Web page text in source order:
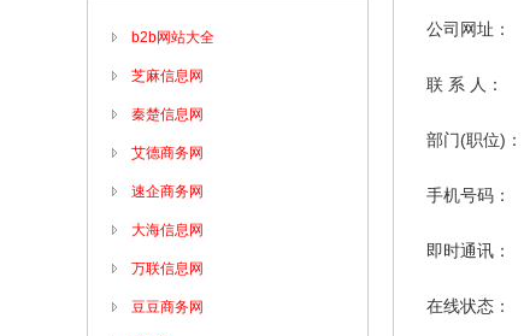
b2b网站大全
芝麻信息网
秦楚信息网
艾德商务网
速企商务网
大海信息网
万联信息网
豆豆商务网
公司网址：
联 系 人：
部门(职位)：
手机号码：
即时通讯：
在线状态：